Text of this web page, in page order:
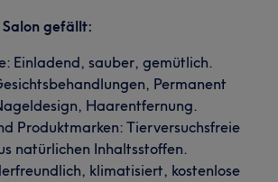
gefällt:
Einladend, sauber, gemütlich.
Permanent
Haarentfernung.
Produktmarken: Tierversuchsfreie
natürlichen Inhaltsstoffen.
klimatisiert, kostenlose